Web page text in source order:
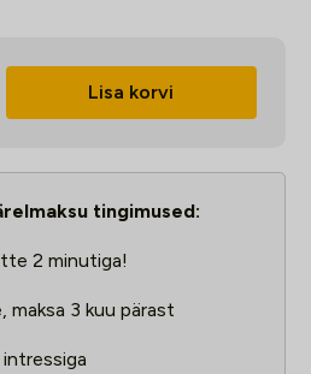
Lisa korvi
tingimused:
2 minutiga!
maksa 3 kuu pärast
intressiga